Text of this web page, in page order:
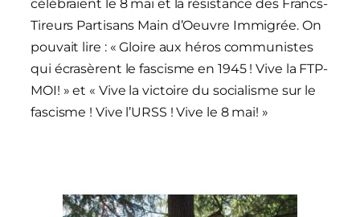
célébraient le 8 mai et la résistance des Francs-
Tireurs Partisans Main d’Oeuvre Immigrée. On
pouvait lire : « Gloire aux héros communistes
qui écrasèrent le fascisme en 1945 ! Vive la FTP-
MOI! » et « Vive la victoire du socialisme sur le
fascisme ! Vive l’URSS ! Vive le 8 mai! »